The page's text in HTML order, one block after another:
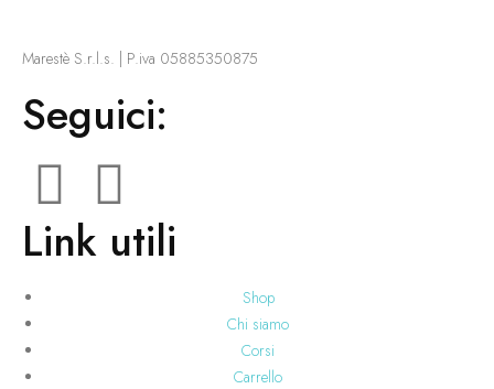
Marestè S.r.l.s. | P.iva 05885350875
Seguici:
Link utili
Shop
Chi siamo
Corsi
Carrello